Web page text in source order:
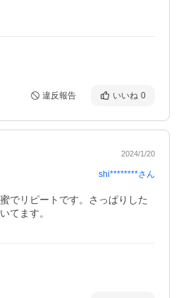
違反報告 いいね 0
2024/1/20
shi********さん
でリピートです。さっぱりした
てます。